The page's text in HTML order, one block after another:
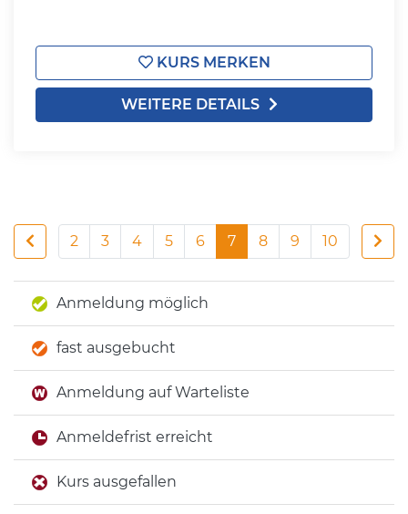
KURS MERKEN
WEITERE DETAILS
2 3 4 5 6 7 8 9 10
Anmeldung möglich
fast ausgebucht
Anmeldung auf Warteliste
Anmeldefrist erreicht
Kurs ausgefallen